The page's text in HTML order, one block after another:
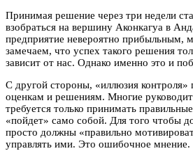
Принимая решение через три недели
взобраться на вершину Аконкагуа в
предприятие невероятно прибыльным,
замечаем, что успех такого решения
зависит от нас. Однако именно это и
С другой стороны, «иллюзия
оценкам и решениям. Многие
требуется только принимать
«пойдет» само собой. Для того чтобы
просто должны «правильно
управлять ими. Это ошибочное мнение.